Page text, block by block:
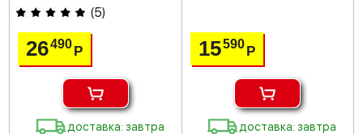
(5)
26490Р
доставка: завтра
15590 Р
доставка: завтра